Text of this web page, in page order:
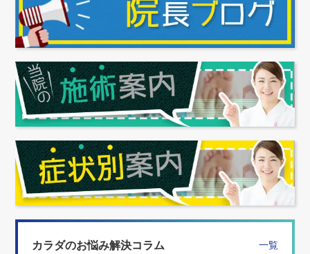
カラダのお悩み解決コラム 一覧